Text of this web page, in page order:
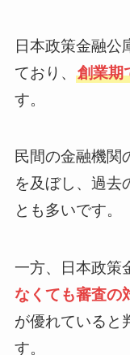
日本政策金融公
ており、 創業期
す。
民間の金融機関
を及ぼし、過去
とも多いです。
一方、日本政策
なくても審査の
が優れていると
す。